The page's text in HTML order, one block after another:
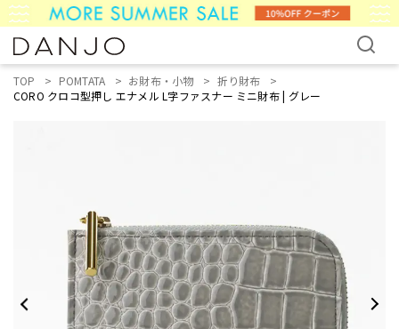
TOP POMTATA お財布・小物
折り財布
CORO クロコ型押し エナメル L字ファスナー ミニ財布 | グレー